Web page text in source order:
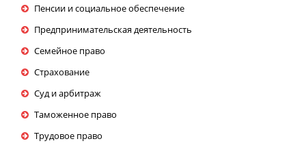
Пенсии и социальное обеспечение
Предпринимательская деятельность
Семейное право
Страхование
Суд и арбитраж
Таможенное право
Трудовое право